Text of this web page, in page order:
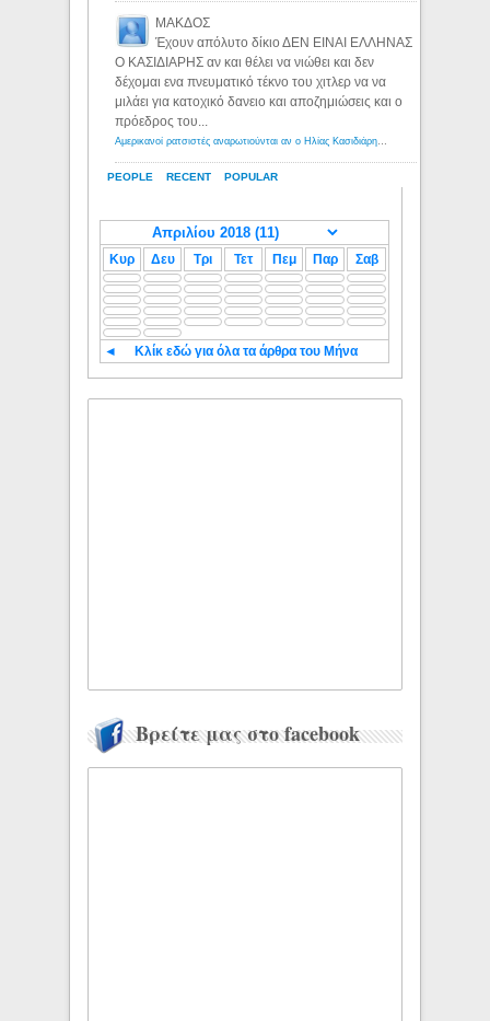
PEOPLE RECENT POPULAR
ΜΑΚΔΟΣ
Έχουν απόλυτο δίκιο ΔΕΝ ΕΙΝΑΙ ΕΛΛΗΝΑΣ
Ο ΚΑΣΙΔΙΑΡΗΣ αν και θέλει να νιώθει και δεν
δέχομαι ενα πνευματικό τέκνο του χιτλερ να να
μιλάει για κατοχικό δανειο και αποζημιώσεις και ο
πρόεδρος του...
Αμερικανοί ρατσιστές αναρωτιούνται αν ο Ηλίας Κασιδιάρης ανήκει στη λευκή φυλή... - Λόγιος Ερμής
Κυρ Δευ Τρι Τετ Πεμ Παρ Σαβ
◄ Κλίκ εδώ για όλα τα άρθρα του Μήνα
Βρείτε μας στο facebook